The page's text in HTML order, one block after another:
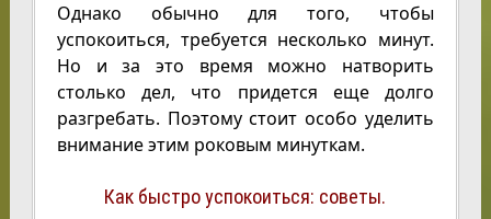
Однако обычно для того, чтобы
успокоиться, требуется несколько минут.
Но и за это время можно натворить
столько дел, что придется еще долго
разгребать. Поэтому стоит особо уделить
внимание этим роковым минуткам.
Как быстро успокоиться: советы.